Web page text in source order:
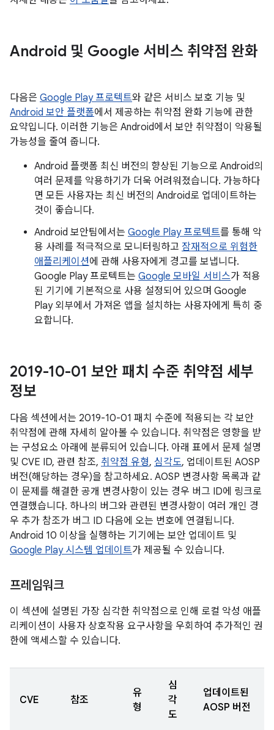
Android 및 Google 서비스 취약점 완화
다음은 Google Play 프로텍트와 같은 서비스 보호 기능 및
Android 보안 플랫폼에서 제공하는 취약점 완화 기능에 관한
요약입니다. 이러한 기능은 Android에서 보안 취약점이 악용될
가능성을 줄여 줍니다.
Android 플랫폼 최신 버전의 향상된 기능으로 Android의
여러 문제를 악용하기가 더욱 어려워졌습니다. 가능하다
면 모든 사용자는 최신 버전의 Android로 업데이트하는
것이 좋습니다.
Android 보안팀에서는 Google Play 프로텍트를 통해 악
용 사례를 적극적으로 모니터링하고 잠재적으로 위험한
애플리케이션에 관해 사용자에게 경고를 보냅니다.
Google Play 프로텍트는 Google 모바일 서비스가 적용
된 기기에 기본적으로 사용 설정되어 있으며 Google
Play 외부에서 가져온 앱을 설치하는 사용자에게 특히 중
요합니다.
2019-10-01 보안 패치 수준 취약점 세부
정보
다음 섹션에서는 2019-10-01 패치 수준에 적용되는 각 보안
취약점에 관해 자세히 알아볼 수 있습니다. 취약점은 영향을 받
는 구성요소 아래에 분류되어 있습니다. 아래 표에서 문제 설명
및 CVE ID, 관련 참조, 취약점 유형, 심각도, 업데이트된 AOSP
버전(해당하는 경우)을 참고하세요. AOSP 변경사항 목록과 같
이 문제를 해결한 공개 변경사항이 있는 경우 버그 ID에 링크로
연결했습니다. 하나의 버그와 관련된 변경사항이 여러 개인 경
우 추가 참조가 버그 ID 다음에 오는 번호에 연결됩니다.
Android 10 이상을 실행하는 기기에는 보안 업데이트 및
Google Play 시스템 업데이트가 제공될 수 있습니다.
프레임워크
이 섹션에 설명된 가장 심각한 취약점으로 인해 로컬 악성 애플
리케이션이 사용자 상호작용 요구사항을 우회하여 추가적인 권
한에 액세스할 수 있습니다.
CVE 참조
유
형
심
각
도
업데이트된
AOSP 버전